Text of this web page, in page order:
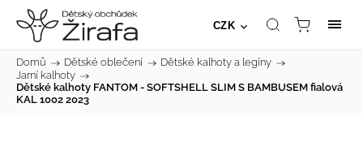
CZK
Domů / Dětské oblečení / Dětské kalhoty a legíny /
Jarní kalhoty /
Dětské kalhoty FANTOM - SOFTSHELL SLIM S BAMBUSEM fialová
KAL 1002 2023